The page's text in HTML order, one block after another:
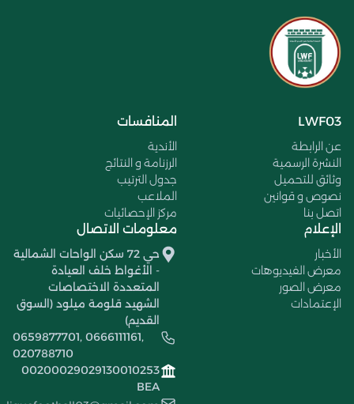
LWF03
عن الرابطة
النشرة الرسمية
وثائق للتحميل
نصوص و قوانين
اتصل بنا
المنافسات
الأندية
الرزنامة و النتائج
جدول الترتيب
الملاعب
مركز الإحصائيات
الإعلام
الأخبار
معرض الفيديوهات
معرض الصور
الإعتمادات
معلومات الاتصال
حي 72 سكن الواحات الشمالية
- الأغواط خلف العيادة
المتعددة الاختصاصات
الشهيد قلومة ميلود (السوق
القديم)
0659877701, 0666111161,
020788710
00200029029130010253
BEA